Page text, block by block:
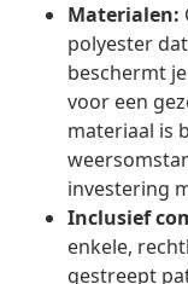
Materialen:
polyester
beschermt
voor een
materiaal is
investering
Inclusief
enkele,
gestreept